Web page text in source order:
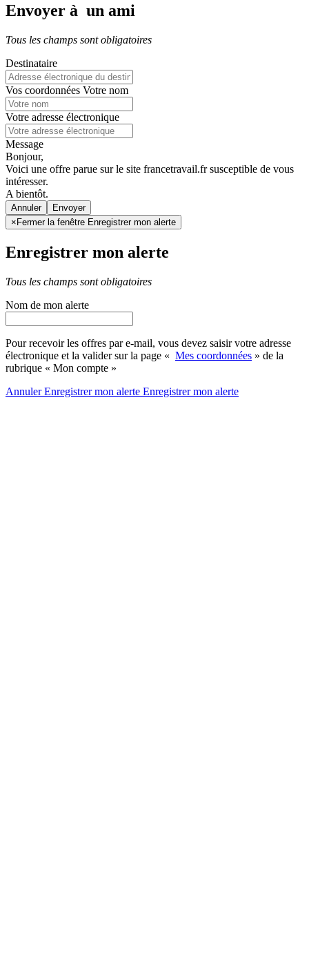
Envoyer à un ami
Tous les champs sont obligatoires
Destinataire
Vos coordonnées Votre nom
Votre adresse électronique
Message
Bonjour,
Voici une offre parue sur le site francetravail.fr susceptible de vous
intéresser.
A bientôt.
Annuler
× Fermer la fenêtre Enregistrer mon alerte
Enregistrer mon alerte
Tous les champs sont obligatoires
Nom de mon alerte
Pour recevoir les offres par e-mail, vous devez saisir votre adresse
électronique et la valider sur la page « Mes coordonnées » de la
rubrique « Mon compte »
AnnulerEnregistrer mon alerte Enregistrermon alerte